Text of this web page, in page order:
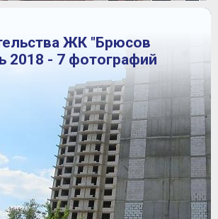
ЖК "Брюсов
2018 - 7 фотографий